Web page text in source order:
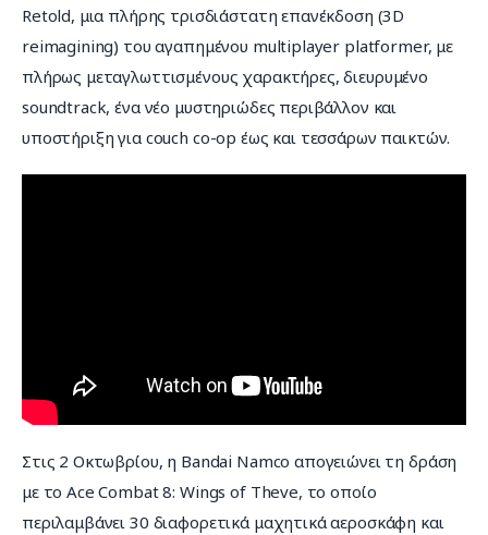
Retold, μια πλήρης τρισδιάστατη επανέκδοση (3D
reimagining) του αγαπημένου multiplayer platformer, με
πλήρως μεταγλωττισμένους χαρακτήρες, διευρυμένο
soundtrack, ένα νέο μυστηριώδες περιβάλλον και
υποστήριξη για couch co-op έως και τεσσάρων παικτών.
Στις 2 Οκτωβρίου, η Bandai Namco απογειώνει τη δράση
με το Ace Combat 8: Wings of Theve, το οποίο
περιλαμβάνει 30 διαφορετικά μαχητικά αεροσκάφη και